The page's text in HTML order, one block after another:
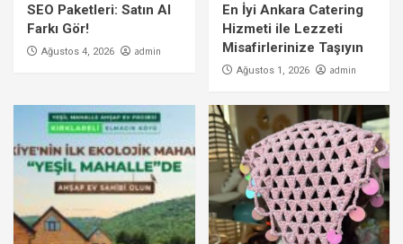
SEO Paketleri: Satın Al
Farkı Gör!
Ağustos 4, 2026 admin
En İyi Ankara Catering
Hizmeti ile Lezzeti
Misafirlerinize Taşıyın
Ağustos 1, 2026 admin